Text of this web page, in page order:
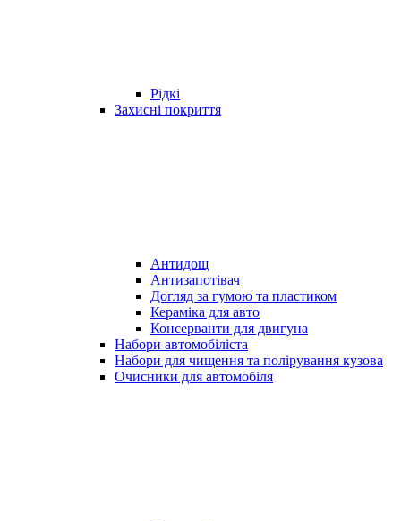
Рідкі
Захисні покриття
Антидощ
Антизапотівач
Догляд за гумою та пластиком
Кераміка для авто
Консерванти для двигуна
Набори автомобіліста
Набори для чищення та полірування кузова
Очисники для автомобіля